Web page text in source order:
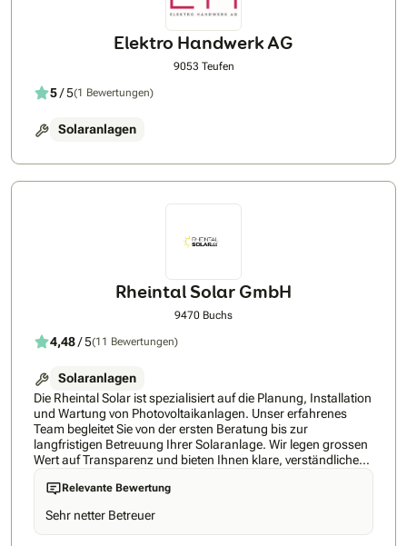
Elektro Handwerk AG
9053 Teufen
5/ 5(1 Bewertungen)
Solaranlagen
Rheintal Solar GmbH
9470 Buchs
4,48/ 5(11 Bewertungen)
Solaranlagen
Die Rheintal Solar ist spezialisiert auf die Planung, Installation
und Wartung von Photovoltaikanlagen. Unser erfahrenes
Team begleitet Sie von der ersten Beratung bis zur
langfristigen Betreuung Ihrer Solaranlage. Wir legen grossen
Wert auf Transparenz und bieten Ihnen klare, verständliche
Angebote ohne versteckte Kosten. Mit einer maximalen
Wartezeit von nur drei Monaten sorgen wir für eine
termingerechte Inbetriebnahme Ihrer Anlage. Unsere Kunden
schätzen unsere Flexibilität und Professionalität, was sich in
zahlreichen positiven Rückmeldungen widerspiegelt. Durch
Relevante Bewertung
Sehr netter Betreuer